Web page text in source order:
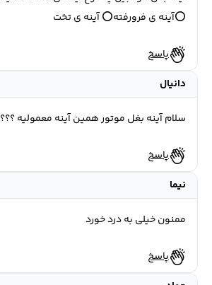
آینه ی فرورفته⭕ آینه ی تخت⭕
پاسخ
دانیال
سلام آینه بغل موتور همین آینه معمولیه ؟؟؟
پاسخ
نیما
ممنون خیلی به درد خورد
پاسخ